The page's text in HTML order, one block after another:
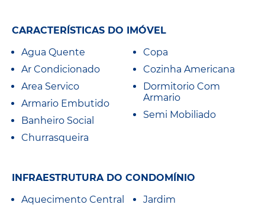
CARACTERÍSTICAS DO IMÓVEL
Agua Quente
Ar Condicionado
Area Servico
Armario Embutido
Banheiro Social
Churrasqueira
Copa
Cozinha Americana
Dormitorio Com
Armario
Semi Mobiliado
INFRAESTRUTURA DO CONDOMÍNIO
Aquecimento Central
Jardim